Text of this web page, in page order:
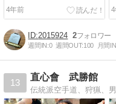
4年前
2015924 2
週間IN:0 週間OUT:100 月間
13
直心會 武勝館
伝統派空手道、狩猟、